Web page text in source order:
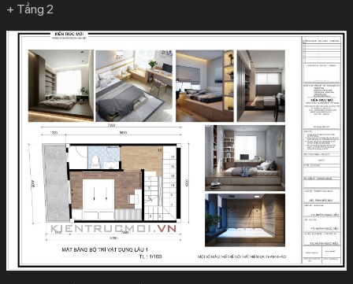
+ Tầng 2